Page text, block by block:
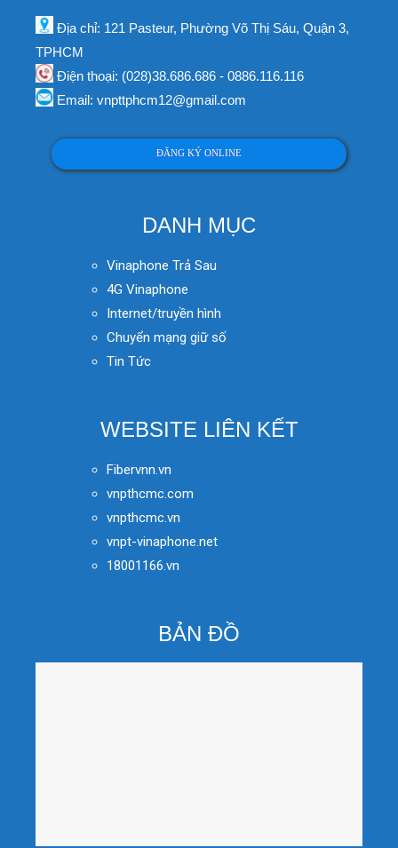
Địa chỉ: 121 Pasteur, Phường Võ Thị Sáu, Quận 3,
TPHCM
Điện thoại: (028)38.686.686 - 0886.116.116
Email: vnpttphcm12@gmail.com
ĐĂNG KÝ ONLINE
DANH MỤC
Vinaphone Trả Sau
4G Vinaphone
Internet/truyền hình
Chuyển mạng giữ số
Tin Tức
WEBSITE LIÊN KẾT
Fibervnn.vn
vnpthcmc.com
vnpthcmc.vn
vnpt-vinaphone.net
18001166.vn
BẢN ĐỒ